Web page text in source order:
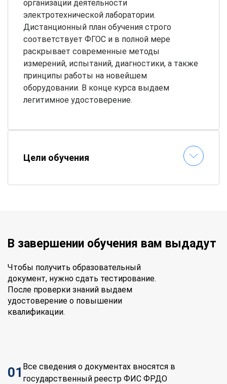
организации деятельности
электротехнической лаборатории.
Дистанционный план обучения строго
соответствует ФГОС и в полной мере
раскрывает современные методы
измерений, испытаний, диагностики, а также
принципы работы на новейшем
оборудовании. В конце курса выдаем
легитимное удостоверение.
Цели обучения
В завершении обучения вам выдадут
Чтобы получить образовательный
документ, нужно сдать тестирование.
После проверки знаний выдаем
удостоверение о повышении
квалификации.
01 Все сведения о документах вносятся в
государственный реестр ФИС ФРДО